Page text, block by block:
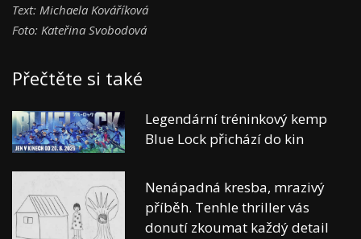
Text: Michaela Kováříková
Foto: Kateřina Svobodová
Přečtěte si také
Legendární tréninkový kemp
Blue Lock přichází do kin
Nenápadná kresba, mrazivý
příběh. Tenhle thriller vás
donutí zkoumat každý detail